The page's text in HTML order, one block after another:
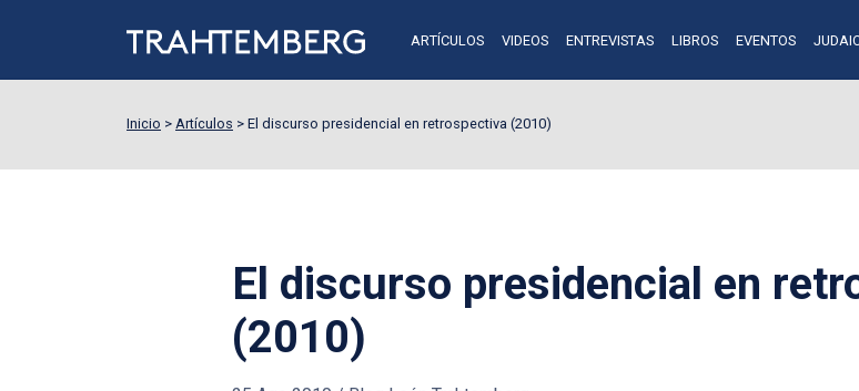
ARTÍCULOS VIDEOS ENTREVISTAS LIBROS EVENTOS
Inicio > Artículos > El discurso presidencial en retrospectiva (2010)
El discurso presidencial en
(2010)